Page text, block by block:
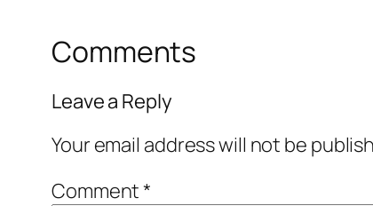
Comments
Leave a Reply
Your email address will not be
Comment*